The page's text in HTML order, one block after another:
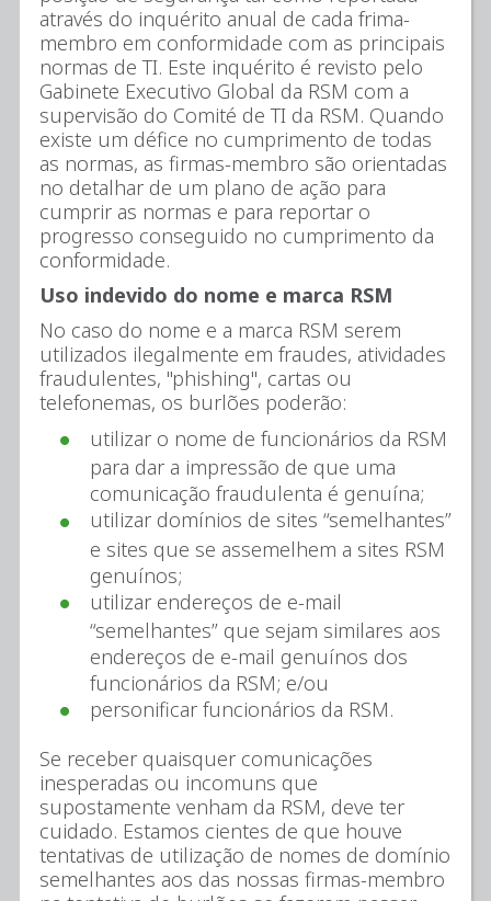
através do inquérito anual de cada frima-
membro em conformidade com as principais
normas de TI. Este inquérito é revisto pelo
Gabinete Executivo Global da RSM com a
supervisão do Comité de TI da RSM. Quando
existe um défice no cumprimento de todas
as normas, as firmas-membro são orientadas
no detalhar de um plano de ação para
cumprir as normas e para reportar o
progresso conseguido no cumprimento da
conformidade.
Uso indevido do nome e marca RSM
No caso do nome e a marca RSM serem
utilizados ilegalmente em fraudes, atividades
fraudulentes, "phishing", cartas ou
telefonemas, os burlões poderão:
utilizar o nome de funcionários da RSM
para dar a impressão de que uma
comunicação fraudulenta é genuína;
utilizar domínios de sites “semelhantes”
e sites que se assemelhem a sites RSM
genuínos;
utilizar endereços de e-mail
“semelhantes” que sejam similares aos
endereços de e-mail genuínos dos
funcionários da RSM; e/ou
personificar funcionários da RSM.
Se receber quaisquer comunicações
inesperadas ou incomuns que
supostamente venham da RSM, deve ter
cuidado. Estamos cientes de que houve
tentativas de utilização de nomes de domínio
semelhantes aos das nossas firmas-membro